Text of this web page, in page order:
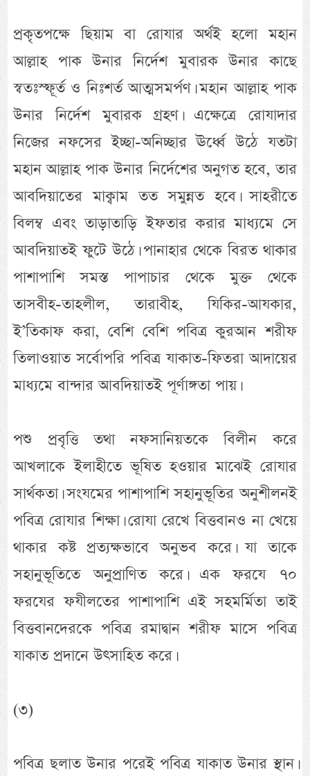
প্রকৃতপক্ষে ছিয়াম বা রোযার অর্থই হলো মহান
আল্লাহ পাক উনার নির্দেশ মুবারক উনার কাছে
স্বতঃস্ফূর্ত ও নিঃশর্ত আত্মসমর্পণ। মহান আল্লাহ পাক
উনার নির্দেশ মুবারক গ্রহণ। এক্ষেত্রে রোযাদার
নিজের নফসের ইচ্ছা-অনিচ্ছার ঊর্ধ্বে উঠে যতটা
মহান আল্লাহ পাক উনার নির্দেশের অনুগত হবে, তার
আবদিয়াতের মাক্বাম তত সমুন্নত হবে। সাহরীতে
বিলম্ব এবং তাড়াতাড়ি ইফতার করার মাধ্যমে সে
আবদিয়াতই ফুটে উঠে। পানাহার থেকে বিরত থাকার
পাশাপাশি সমস্ত পাপাচার থেকে মুক্ত থেকে
তাসবীহ-তাহলীল, তারাবীহ, যিকির-আযকার,
ই’তিকাফ করা, বেশি বেশি পবিত্র কুরআন শরীফ
তিলাওয়াত সর্বোপরি পবিত্র যাকাত-ফিতরা আদায়ের
মাধ্যমে বান্দার আবদিয়াতই পূর্ণাঙ্গতা পায়।
পশু প্রবৃত্তি তথা নফসানিয়তকে বিলীন করে
আখলাকে ইলাহীতে ভূষিত হওয়ার মাঝেই রোযার
সার্থকতা। সংযমের পাশাপাশি সহানুভূতির অনুশীলনই
পবিত্র রোযার শিক্ষা। রোযা রেখে বিত্তবানও না খেয়ে
থাকার কষ্ট প্রত্যক্ষভাবে অনুভব করে। যা তাকে
সহানুভূতিতে অনুপ্রাণিত করে। এক ফরযে ৭০
ফরযের ফযীলতের পাশাপাশি এই সহমর্মিতা তাই
বিত্তবানদেরকে পবিত্র রমাদ্বান শরীফ মাসে পবিত্র
যাকাত প্রদানে উৎসাহিত করে।
(৩)
পবিত্র ছলাত উনার পরেই পবিত্র যাকাত উনার স্থান।